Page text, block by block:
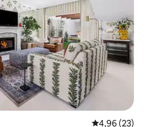
4,96 de uma
4,96 (23)